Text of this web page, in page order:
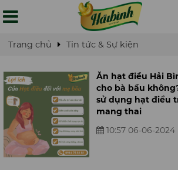
Trang chủ Tin tức & Sự kiện
Ăn hạt điều Hải
cho bà bầu
sử dụng hạt điều
mang thai
10:57 06-06-2024